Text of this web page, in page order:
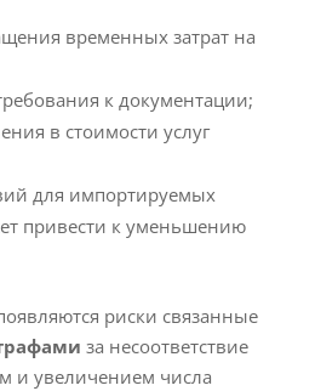
временных затрат на
к документации;
в стоимости услуг
для импортируемых
привести к уменьшению
риски связанные
за несоответствие
и увеличением числа